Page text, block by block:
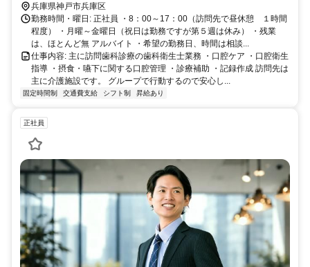
兵庫県神戸市兵庫区
勤務時間・曜日: 正社員 ・8：00～17：00（訪問先で昼休憩 １時間
程度） ・月曜～金曜日（祝日は勤務ですが第５週は休み） ・残業
は、ほとんど無 アルバイト ・希望の勤務日、時間は相談...
仕事内容: 主に訪問歯科診療の歯科衛生士業務 ・口腔ケア ・口腔衛生
指導 ・摂食・嚥下に関する口腔管理 ・診療補助 ・記録作成 訪問先は
主に介護施設です。 グループで行動するので安心し...
固定時間制 交通費支給 シフト制 昇給あり
正社員